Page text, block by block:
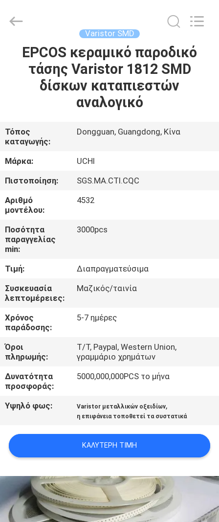
ΣΠΊΤΙ
ΠΡΟΪΌΝΤΑ
ΠΑΡΟΥΣΙΆΣΤΕ
ΠΕΡΊΠΟΥ
ΕΜΕΊΣ
ΓΎΡΟΣ
ΕΡΓΟΣΤΑΣΊΩΝ
ΈΛΕΓΧΟΣ
ΜΑΣ
ΕΛΆΤΕ
ΣΕ
ΕΠΑΦΉ
ΜΕ
ΕΙΔΉΣΕΙΣ
ΖΗΤΉΣΤΕ
SITEMAP
Electronics
Co.,Ltd.
Varistor SMD
EPCOS κεραμικό παροδικό
τάσης Varistor 1812 SMD
δίσκων καταπιεστών
αναλογικό
Τόπος
καταγωγής:
Dongguan, Guangdong, Κίνα
Μάρκα:
UCHI
Πιστοποίηση:
SGS.MA.CTI.CQC
Αριθμό
μοντέλου:
4532
Ποσότητα
παραγγελίας
min:
3000pcs
Τιμή:
Διαπραγματεύσιμα
Συσκευασία
λεπτομέρειες:
Μαζικός/ταινία
Χρόνος
παράδοσης:
5-7 ημέρες
Όροι
πληρωμής:
T/T, Paypal, Western Union,
γραμμάριο χρημάτων
Δυνατότητα
προσφοράς:
5000,000,000PCS το μήνα
Υψηλό φως: Varistor μεταλλικών οξειδίων,
η επιφάνεια τοποθετεί τα συστατικά
ΚΑΛΎΤΕΡΗ ΤΙΜΉ